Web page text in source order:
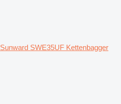
Sunward SWE35UF Kettenbagger